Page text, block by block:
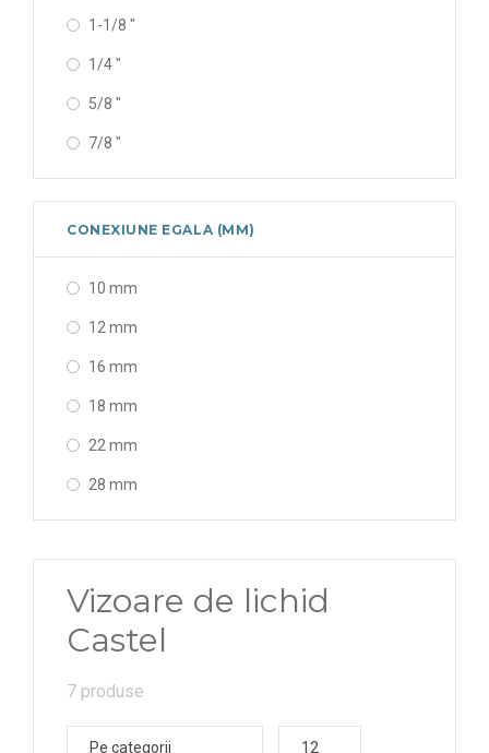
1-1/8 "
1/4 "
5/8 "
7/8 "
CONEXIUNE EGALA (MM)
10 mm
12 mm
16 mm
18 mm
22 mm
28 mm
Vizoare de lichid
Castel
7 produse
Pe categorii 12